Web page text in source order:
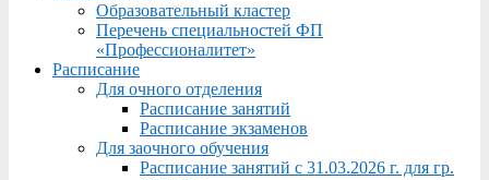
Образовательный кластер
Перечень специальностей ФП
«Профессионалитет»
Расписание
Для очного отделения
Расписание занятий
Расписание экзаменов
Для заочного обучения
Расписание занятий с 31.03.2026 г. для гр.